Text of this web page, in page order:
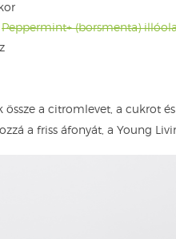
Peppermint+ (borsmenta)
össze a citromlevet, a cukrot
a friss áfonyát, a Young